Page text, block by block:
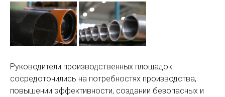
Руководители производственных площадок
сосредоточились на потребностях производства,
повышении эффективности, создании безопасных и